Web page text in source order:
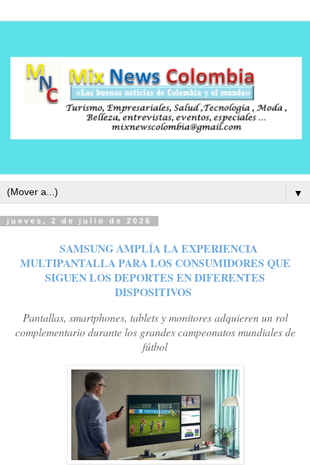
▼
jueves, 2 de julio de 2026
SAMSUNG AMPLÍA LA EXPERIENCIA
MULTIPANTALLA PARA LOS CONSUMIDORES QUE
SIGUEN LOS DEPORTES EN DIFERENTES
DISPOSITIVOS
Pantallas, smartphones, tablets y monitores adquieren un rol
complementario durante los grandes campeonatos mundiales de
fútbol